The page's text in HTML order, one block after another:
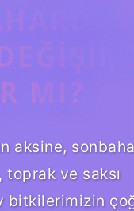
MI?
aksine,
toprak ve saksı
bitkilerimizin